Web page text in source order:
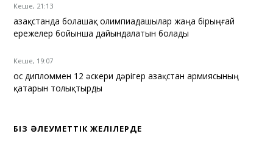
Кеше, 21:13
Қазақстанда болашақ олимпиадашылар жаңа бірыңғай
ережелер бойынша дайындалатын болады
Кеше, 19:07
Қос дипломмен 12 әскери дәрігер Қазақстан армиясының
қатарын толықтырды
БІЗ ӘЛЕУМЕТТІК ЖЕЛІЛЕРДЕ